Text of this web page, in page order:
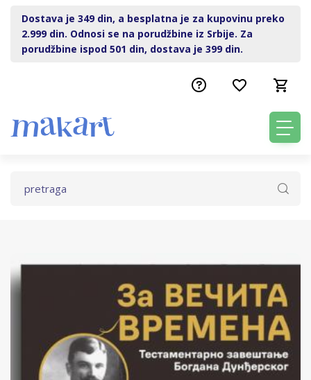
Dostava je 349 din, a besplatna je za kupovinu preko
2.999 din. Odnosi se na porudžbine iz Srbije. Za
porudžbine ispod 501 din, dostava je 399 din.